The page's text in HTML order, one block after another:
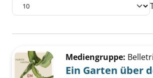
Zu den Suchfiltern springen
Mediengruppe:
Ein Garten über